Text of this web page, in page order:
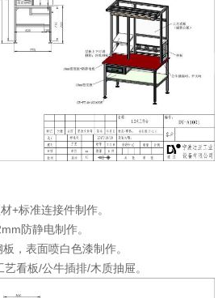
+标准连接件制作。
防静电制作。
，表面喷白色漆制作。
看板/公牛插排/木质抽屉。